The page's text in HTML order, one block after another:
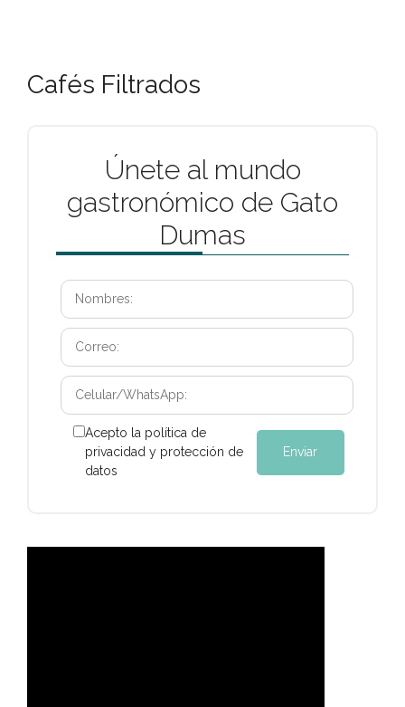
Cafés Filtrados
Únete al mundo
gastronómico de Gato
Dumas
Acepto la política de
privacidad y protección de
datos